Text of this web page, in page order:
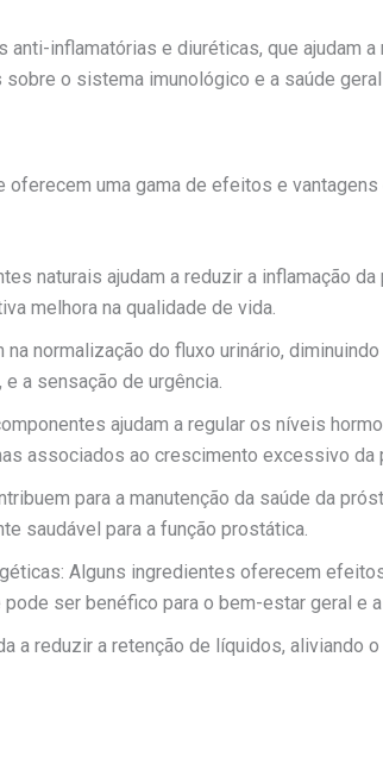
inflamatórias e diuréticas, que ajudam
o sistema imunológico e a saúde
uma gama de efeitos e
naturais ajudam a reduzir a inflamação
melhora na qualidade de vida.
na normalização do fluxo urinário,
a sensação de urgência.
ajudam a regular os níveis
associados ao crescimento excessivo da
para a manutenção da saúde da
saudável para a função prostática.
Alguns ingredientes oferecem
ser benéfico para o bem-estar geral e
a reduzir a retenção de líquidos, aliviando